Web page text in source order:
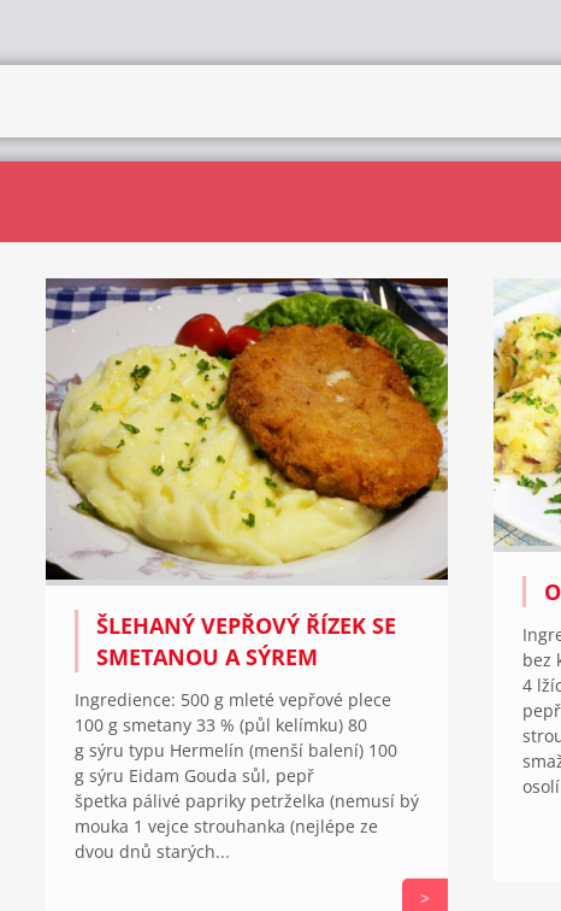
ŠLEHANÝ VEPŘOVÝ ŘÍZEK SE
SMETANOU A SÝREM
Ingredience: 500 g mleté vepřové plece
100 g smetany 33 % (půl kelímku) 80
g sýru typu Hermelín (menší balení) 100
g sýru Eidam Gouda sůl, pepř
špetka pálivé papriky petrželka (nemusí bý
mouka 1 vejce strouhanka (nejlépe ze
dvou dnů starých...
>
bez
4